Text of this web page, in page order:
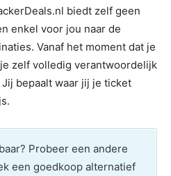
biedt zelf geen
enkel voor jou naar de
Vanaf het moment dat je
zelf volledig verantwoordelijk
bepaalt waar jij je ticket
Probeer een andere
een goedkoop alternatief